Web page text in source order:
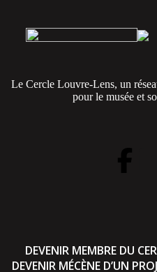
Le Cercle Louvre-Lens, un
pour le musée et
DEVENIR MEMBRE DU
DEVENIR MÉCÈNE D’UN